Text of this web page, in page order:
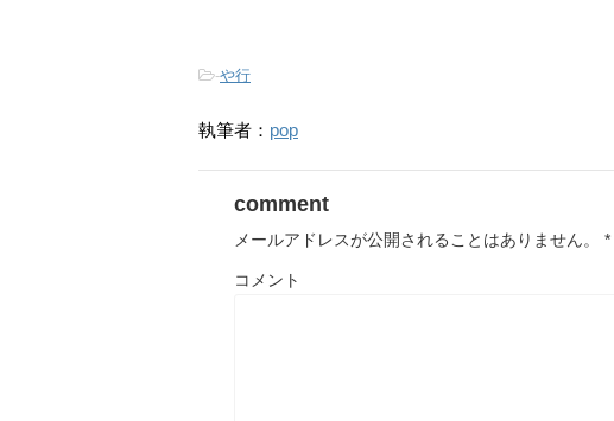
-や行
執筆者： pop
comment
メールアドレスが公開されることはありません。 *
コメント